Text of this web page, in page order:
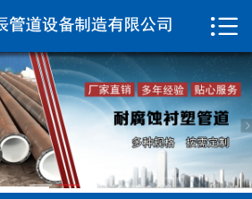
 网站首页
关于我们
新闻中心
